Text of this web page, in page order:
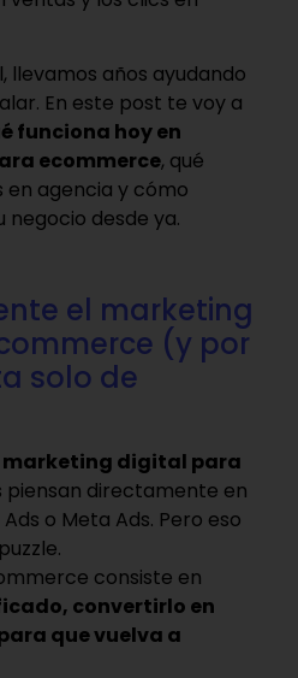
llevamos años ayudando
En este post te voy a
funciona hoy en
ecommerce, qué
agencia y cómo
negocio desde ya.
el marketing
(y por
solo de
marketing digital para
piensan directamente en
o Meta Ads. Pero eso
consiste en
convertirlo en
que vuelva a